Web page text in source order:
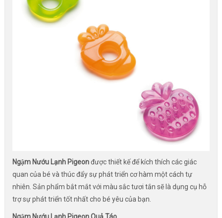
Ngậm Nướu Lạnh Pigeonđược thiết kế để kích thích các giác
quan của bé và thúc đẩy sự phát triển cơ hàm một cách tự
nhiên. Sản phẩm bắt mắt với màu sắc tươi tắn sẽ là dụng cụ hỗ
trợ sự phát triển tốt nhất cho bé yêu của bạn.